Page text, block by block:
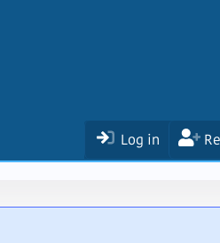
Log in